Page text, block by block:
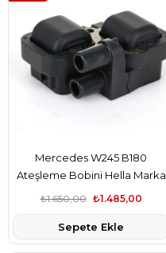
Mercedes W245 B180
Ateşleme Bobini Hella Marka
A0001587803
₺1.485,00
₺1.650,00
Sepete Ekle